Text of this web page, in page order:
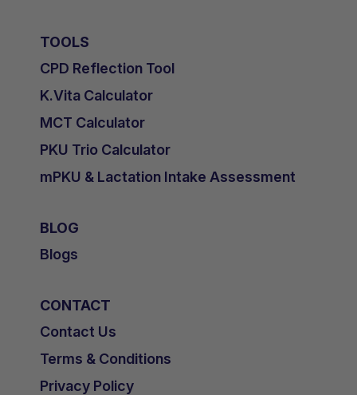
TOOLS
CPD Reflection Tool
K.Vita Calculator
MCT Calculator
PKU Trio Calculator
mPKU & Lactation Intake Assessment
BLOG
Blogs
CONTACT
Contact Us
Terms & Conditions
Privacy Policy